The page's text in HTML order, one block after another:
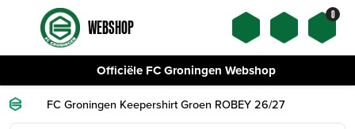
WEBSHOP
0
Officiële FC Groningen Webshop
FC Groningen Keepershirt Groen ROBEY 26/27